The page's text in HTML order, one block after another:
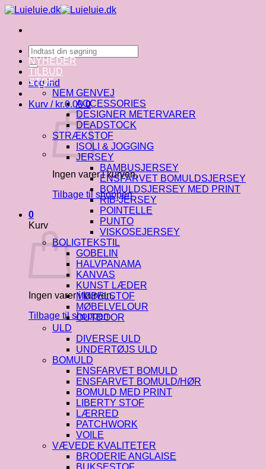
Fortsæt
indhold
Søg
efter:
Log ind
Kurv / kr.0.00 0
Ingen varer i kurven.
Tilbage til shoppen
0
Kurv
Ingen varer i kurven.
Tilbage til shoppen
NYHEDER
TILBUD
STOF
NEM GENVEJ
ACCESSORIES
DESIGNER METERVARER
DEADSTOCK
STRÆKSTOF
ISOLI & JOGGING
JERSEY
BAMBUSJERSEY
ENSFARVET BOMULDSJERSEY
BOMULDSJERSEY MED PRINT
RIB-JERSEY
POINTELLE
PUNTO
VISKOSEJERSEY
BOLIGTEKSTIL
GOBELIN
HALVPANAMA
KANVAS
KUNST LÆDER
MØBELSTOF
MØBELVELOUR
OUTDOOR
ULD
DIVERSE ULD
UNDERTØJS ULD
BOMULD
ENSFARVET BOMULD
ENSFARVET BOMULD/HØR
BOMULD MED PRINT
LIBERTY STOF
LÆRRED
PATCHWORK
VOILE
VÆVEDE KVALITETER
BRODERIE ANGLAISE
BUKSESTOF